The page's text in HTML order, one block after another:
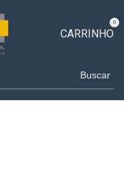
CARRINHO
0
Buscar